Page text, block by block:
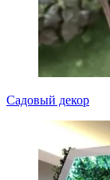
Садовый декор